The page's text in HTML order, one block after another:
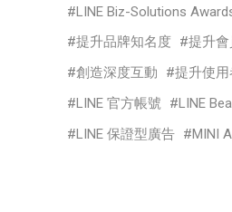
LINE Biz-Solutions
提升品牌知名度
提升
創造深度互動
提升使
LINE 官方帳號
LINE
LINE 保證型廣告
MINI